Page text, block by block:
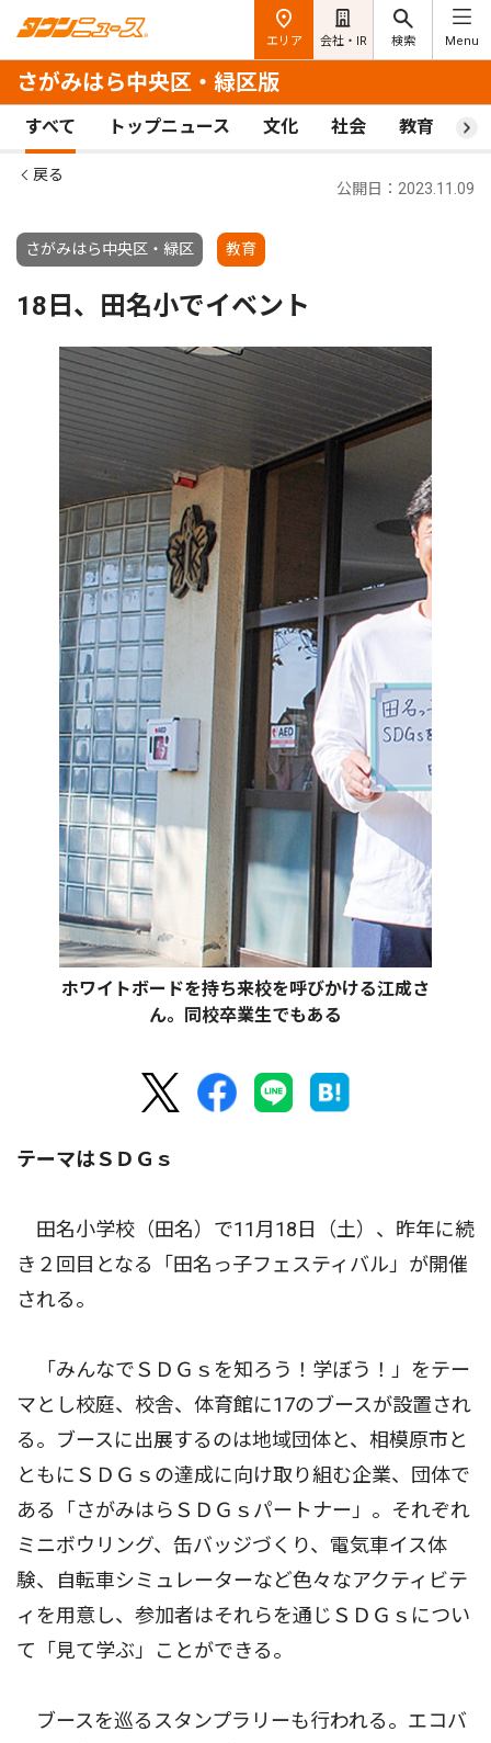
エリア 会社・IR 検索 Menu
さがみはら中央区・緑区版
すべて トップニュース 文化 社会 教育 ス
戻る
さがみはら中央区・緑区 教育
公開日：2023.11.09
18日、田名小でイベント
ホワイトボードを持ち来校を呼びかける江成さ
ん。同校卒業生でもある
テーマはＳＤＧｓ
田名小学校（田名）で11月18日（土）、昨年に続
き２回目となる「田名っ子フェスティバル」が開催
される。
「みんなでＳＤＧｓを知ろう！学ぼう！」をテー
マとし校庭、校舎、体育館に17のブースが設置され
る。ブースに出展するのは地域団体と、相模原市と
ともにＳＤＧｓの達成に向け取り組む企業、団体で
ある「さがみはらＳＤＧｓパートナー」。それぞれ
ミニボウリング、缶バッジづくり、電気車イス体
験、自転車シミュレーターなど色々なアクティビテ
ィを用意し、参加者はそれらを通じＳＤＧｓについ
て「見て学ぶ」ことができる。
ブースを巡るスタンプラリーも行われる。エコバ